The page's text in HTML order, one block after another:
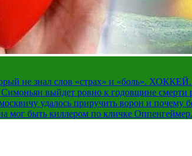
не знал слов «страх» и «боль».
выйдет ровно к годовщине смерти
удалось приручить ворон и почему
мог быть киллером по кличке